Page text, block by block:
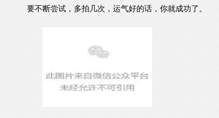
要不断尝试，多拍几次，运气好的话，你就成功了。